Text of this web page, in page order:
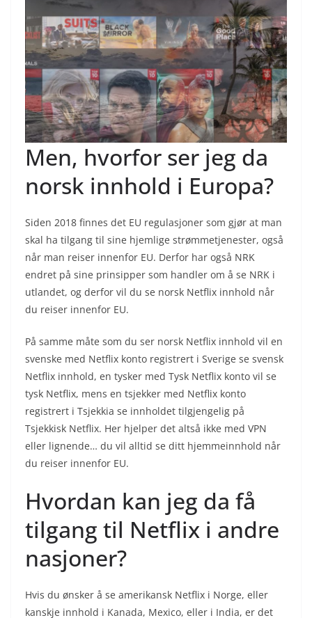
Men, hvorfor ser jeg da
norsk innhold i Europa?
Siden 2018 finnes det EU regulasjoner som gjør at man
skal ha tilgang til sine hjemlige strømmetjenester, også
når man reiser innenfor EU. Derfor har også NRK
endret på sine prinsipper som handler om å se NRK i
utlandet, og derfor vil du se norsk Netflix innhold når
du reiser innenfor EU.
På samme måte som du ser norsk Netflix innhold vil en
svenske med Netflix konto registrert i Sverige se svensk
Netflix innhold, en tysker med Tysk Netflix konto vil se
tysk Netflix, mens en tsjekker med Netflix konto
registrert i Tsjekkia se innholdet tilgjengelig på
Tsjekkisk Netflix. Her hjelper det altså ikke med VPN
eller lignende… du vil alltid se ditt hjemmeinnhold når
du reiser innenfor EU.
Hvordan kan jeg da få
tilgang til Netflix i andre
nasjoner?
Hvis du ønsker å se amerikansk Netflix i Norge, eller
kanskje innhold i Kanada, Mexico, eller i India, er det